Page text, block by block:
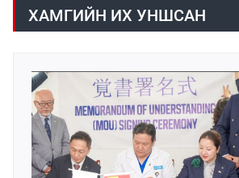
даалгавар, Улсын Онцгой
даргын 3 дугаар тушаалын
200 гаруйг нь
ХАМГИЙН ИХ УНШСАН